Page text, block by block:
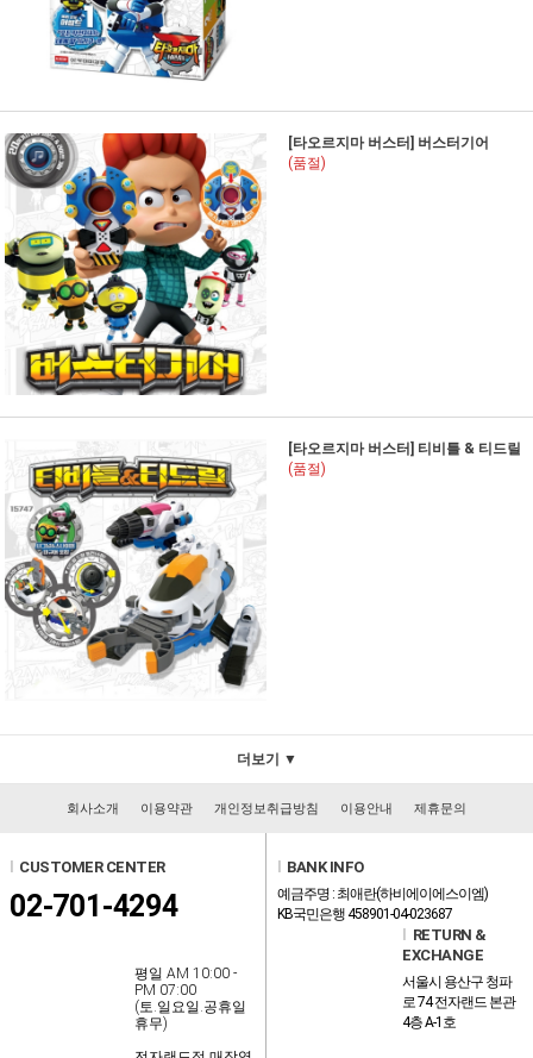
[타오르지마 버스터] 버스터기어
(품절)
[타오르지마 버스터] 티비틀 & 티드릴
(품절)
더보기 ▼
회사소개 이용약관 개인정보취급방침 이용안내 제휴문의
CUSTOMER CENTER
02-701-4294
평일 AM 10:00 -
PM 07:00
(토.일요일.공휴일
휴무)
BANK INFO
예금주명 : 최애란(하비에이에스이엠)
KB국민은행 458901-04-023687
RETURN &
EXCHANGE
서울시 용산구 청파
로 74 전자랜드 본관
4층 A-1호